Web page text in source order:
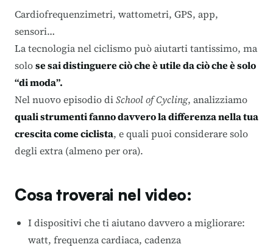
Cardiofrequenzimetri, wattometri, GPS, app,
sensori…
La tecnologia nel ciclismo può aiutarti tantissimo, ma
solose sai distinguere ciò che è utile da ciò che è solo
“di moda”.
Nel nuovo episodio diSchool of Cycling, analizziamo
quali strumenti fanno davvero la differenza nella tua
crescita come ciclista, e quali puoi considerare solo
degli extra (almeno per ora).
Cosa troverai nel video:
I dispositivi che ti aiutano davvero a migliorare:
watt, frequenza cardiaca, cadenza